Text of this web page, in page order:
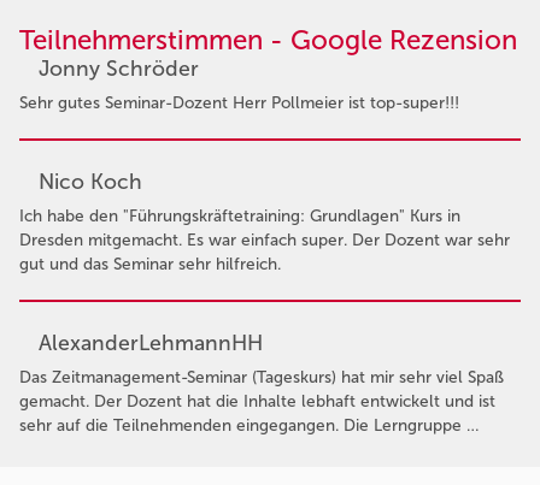
Teilnehmerstimmen - Google Rezension
Jonny Schröder
Sehr gutes Seminar-Dozent Herr Pollmeier ist top-super!!!
Nico Koch
Ich habe den "Führungskräftetraining: Grundlagen" Kurs in
Dresden mitgemacht. Es war einfach super. Der Dozent war sehr
gut und das Seminar sehr hilfreich.
AlexanderLehmannHH
Das Zeitmanagement-Seminar (Tageskurs) hat mir sehr viel Spaß
gemacht. Der Dozent hat die Inhalte lebhaft entwickelt und ist
sehr auf die Teilnehmenden eingegangen. Die Lerngruppe …